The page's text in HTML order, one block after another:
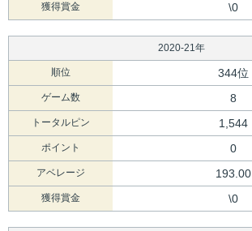
獲得賞金 \0
2020-21年
順位 344位
ゲーム数 8
トータルピン 1,544
ポイント 0
アベレージ 193.00
獲得賞金 \0